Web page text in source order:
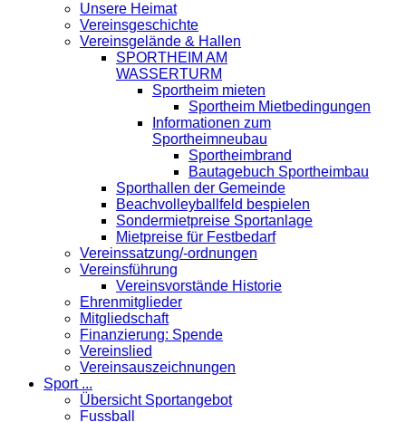
Unsere Heimat
Vereinsgeschichte
Vereinsgelände & Hallen
SPORTHEIM AM
WASSERTURM
Sportheim mieten
Sportheim Mietbedingungen
Informationen zum
Sportheimneubau
Sportheimbrand
Bautagebuch Sportheimbau
Sporthallen der Gemeinde
Beachvolleyballfeld bespielen
Sondermietpreise Sportanlage
Mietpreise für Festbedarf
Vereinssatzung/-ordnungen
Vereinsführung
Vereinsvorstände Historie
Ehrenmitglieder
Mitgliedschaft
Finanzierung: Spende
Vereinslied
Vereinsauszeichnungen
Sport ...
Übersicht Sportangebot
Fussball